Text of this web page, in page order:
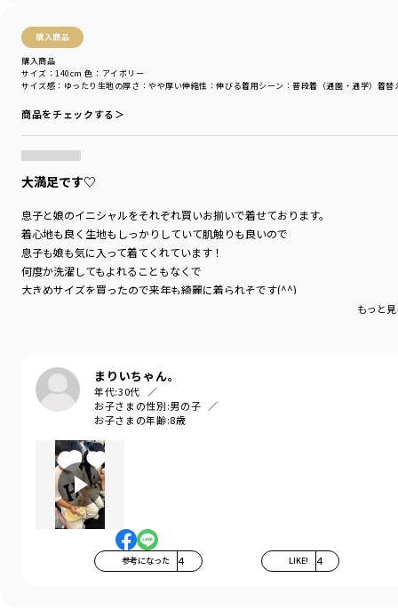
購入商品
購入商品
サイズ感 ：ゆったり 生地の厚さ ：やや厚い伸縮性 ：伸びる着用シーン ：普段着（通園・通学） 着替
サイズ：140cm 色：アイボリー
商品をチェックする＞
大満足です♡
息子と娘のイニシャルをそれぞれ買いお揃いで着せております。
着心地も良く生地もしっかりしていて肌触りも良いので
息子も娘も気に入って着てくれています！
何度か洗濯してもよれることもなくで
大きめサイズを買ったので来年も綺麗に着られそです(^^)
もっと
まりいちゃん。
年代:30代
お子さまの性別:男の子
お子さまの年齢:8歳
参考になった 4 LIKE! 4